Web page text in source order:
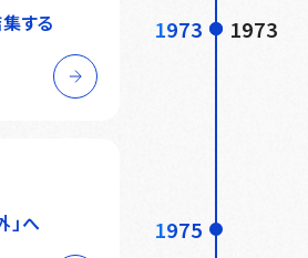
する 1973 1973
へ 1975